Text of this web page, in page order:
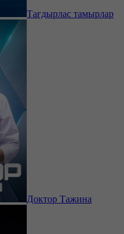
Тағдырлас тамырлар
Доктор Тажина